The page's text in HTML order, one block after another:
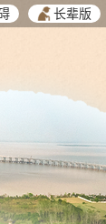
长辈版